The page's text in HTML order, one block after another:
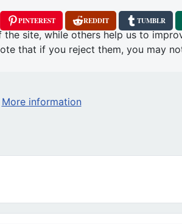
PINTEREST REDDIT TUMBLR
*Жизнь родилась в Освенциме*.
site, while others help us to
that if you reject them, you may
More information